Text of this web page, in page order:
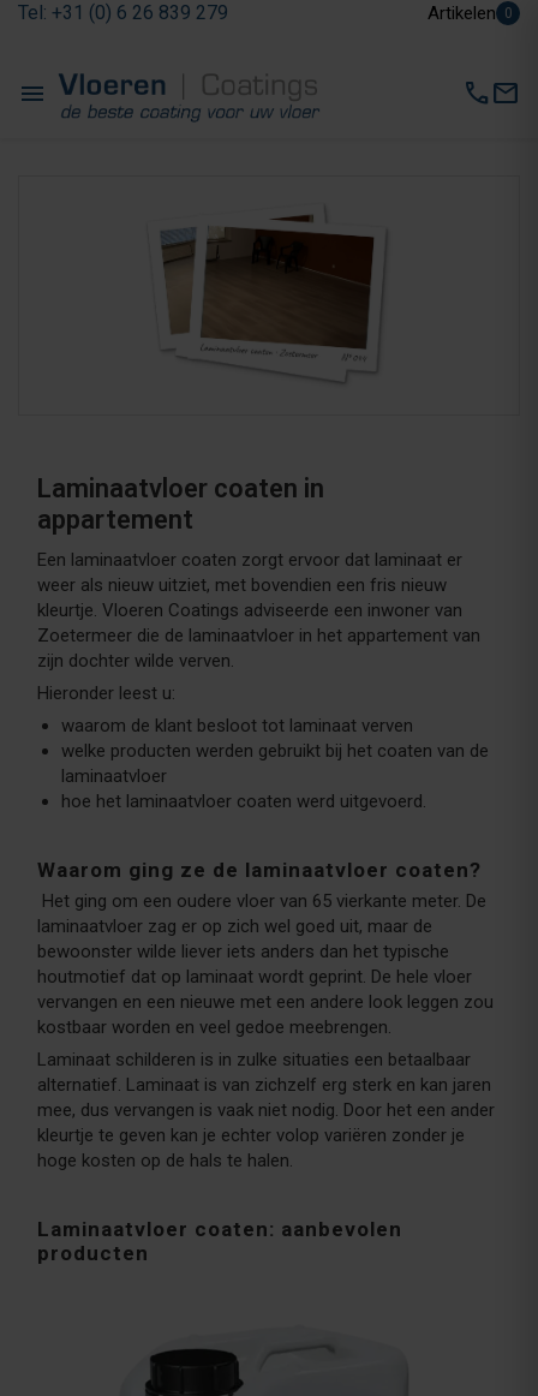
Tel: +31 (0) 6 26 839 279 Artikelen 0
menu callmail
Laminaatvloer coaten in
appartement
Een laminaatvloer coaten zorgt ervoor dat laminaat er
weer als nieuw uitziet, met bovendien een fris nieuw
kleurtje. Vloeren Coatings adviseerde een inwoner van
Zoetermeer die de laminaatvloer in het appartement van
zijn dochter wilde verven.
Hieronder leest u:
waarom de klant besloot tot laminaat verven
welke producten werden gebruikt bij het coaten van de
laminaatvloer
hoe het laminaatvloer coaten werd uitgevoerd.
Waarom ging ze de laminaatvloer coaten?
Het ging om een oudere vloer van 65 vierkante meter. De
laminaatvloer zag er op zich wel goed uit, maar de
bewoonster wilde liever iets anders dan het typische
houtmotief dat op laminaat wordt geprint. De hele vloer
vervangen en een nieuwe met een andere look leggen zou
kostbaar worden en veel gedoe meebrengen.
Laminaat schilderen is in zulke situaties een betaalbaar
alternatief. Laminaat is van zichzelf erg sterk en kan jaren
mee, dus vervangen is vaak niet nodig. Door het een ander
kleurtje te geven kan je echter volop variëren zonder je
hoge kosten op de hals te halen.
Laminaatvloer coaten: aanbevolen
producten